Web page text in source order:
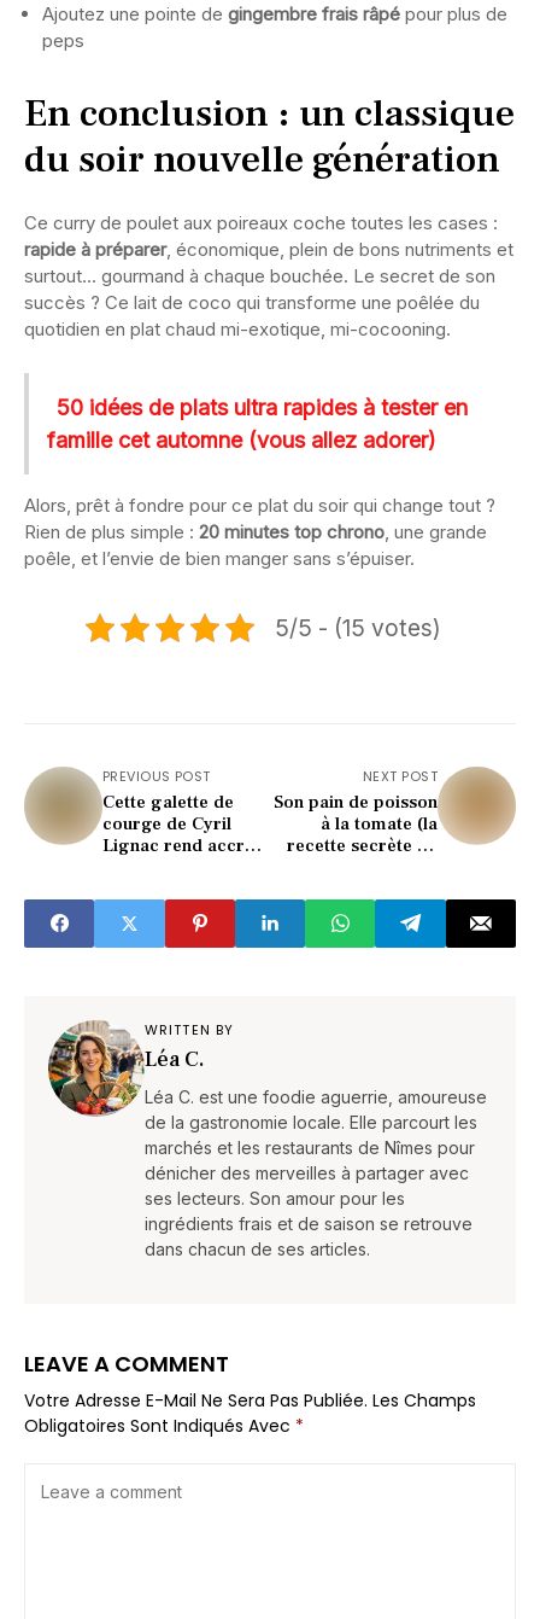
Ajoutez une pointe de gingembre frais râpé pour plus de
peps
En conclusion : un classique
du soir nouvelle génération
Ce curry de poulet aux poireaux coche toutes les cases :
rapide à préparer, économique, plein de bons nutriments et
surtout… gourmand à chaque bouchée. Le secret de son
succès ? Ce lait de coco qui transforme une poêlée du
quotidien en plat chaud mi-exotique, mi-cocooning.
50 idées de plats ultra rapides à tester en
famille cet automne (vous allez adorer)
Alors, prêt à fondre pour ce plat du soir qui change tout ?
Rien de plus simple : 20 minutes top chrono , une grande
poêle, et l’envie de bien manger sans s’épuiser.
5/5 - (15 votes)
PREVIOUS POST
Cette galette de
courge de Cyril
Lignac rend accro
NEXT POST
Son pain de poisson
à la tomate (la
recette secrète de
WRITTEN BY
Léa C.
Léa C. est une foodie aguerrie, amoureuse
de la gastronomie locale. Elle parcourt les
marchés et les restaurants de Nîmes pour
dénicher des merveilles à partager avec
ses lecteurs. Son amour pour les
ingrédients frais et de saison se retrouve
dans chacun de ses articles.
LEAVE A COMMENT
Votre Adresse E-Mail Ne Sera Pas Publiée. Les Champs
Obligatoires Sont Indiqués Avec *